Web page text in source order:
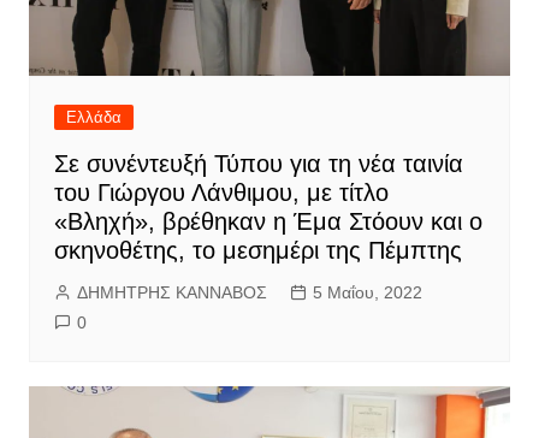
Ελλάδα
Σε συνέντευξή Τύπου για τη νέα ταινία
του Γιώργου Λάνθιμου, με τίτλο
«Βληχή», βρέθηκαν η Έμα Στόουν και ο
σκηνοθέτης, το μεσημέρι της Πέμπτης
ΔΗΜΗΤΡΗΣ ΚΑΝΝΑΒΟΣ
5 Μαΐου, 2022
0